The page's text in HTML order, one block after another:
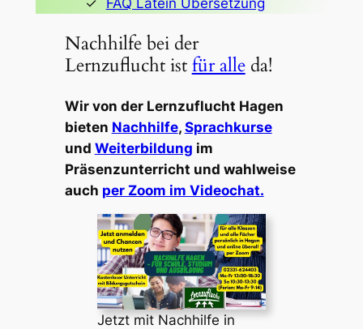
FAQ Latein Übersetzung
Nachhilfe bei der
Lernzuflucht istfür alleda!
Wir von der Lernzuflucht Hagen
bieten Nachhilfe, Sprachkurse
und Weiterbildung im
Präsenzunterricht und wahlweise
auch per Zoom im Videochat.
Jetzt mit Nachhilfe in